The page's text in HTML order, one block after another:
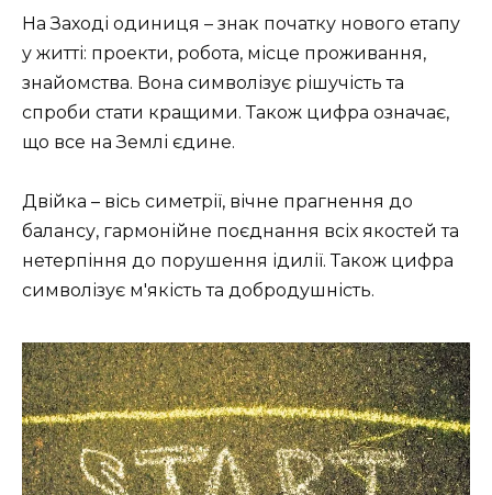
На Заході одиниця – знак початку нового етапу
у житті: проекти, робота, місце проживання,
знайомства. Вона символізує рішучість та
спроби стати кращими. Також цифра означає,
що все на Землі єдине.
Двійка – вісь симетрії, вічне прагнення до
балансу, гармонійне поєднання всіх якостей та
нетерпіння до порушення ідилії. Також цифра
символізує м'якість та добродушність.